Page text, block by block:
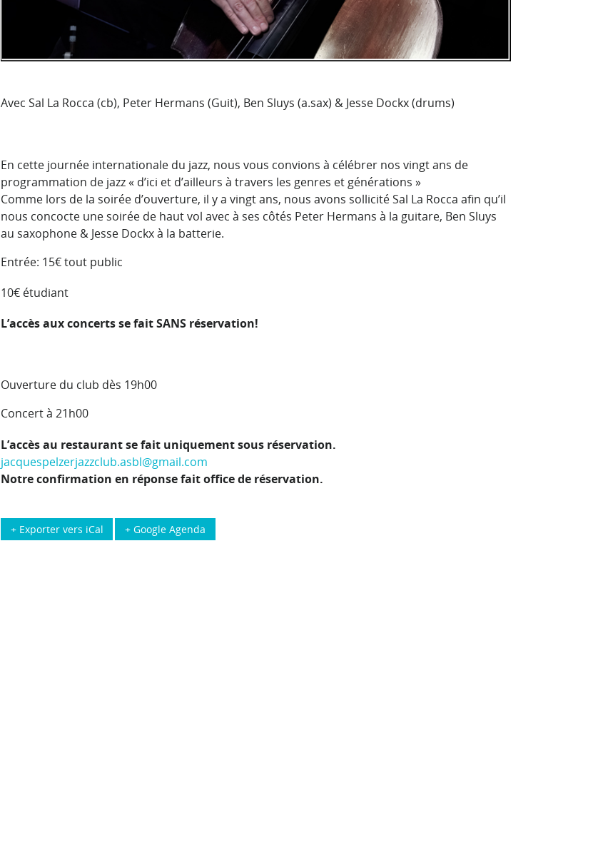
Avec Sal La Rocca (cb), Peter Hermans (Guit), Ben Sluys (a.sax) & Jesse Dockx (drums)
En cette journée internationale du jazz, nous vous convions à célébrer nos vingt ans de
programmation de jazz « d’ici et d’ailleurs à travers les genres et générations »
Comme lors de la soirée d’ouverture, il y a vingt ans, nous avons sollicité Sal La Rocca afin qu’il
nous concocte une soirée de haut vol avec à ses côtés Peter Hermans à la guitare, Ben Sluys
au saxophone & Jesse Dockx à la batterie.
Entrée: 15€ tout public
10€ étudiant
L’accès aux concerts se fait SANS réservation!
Ouverture du club dès 19h00
Concert à 21h00
L’accès au restaurant se fait uniquement sous réservation.
jacquespelzerjazzclub.asbl@gmail.com
Notre confirmation en réponse fait office de réservation.
+ Google Agenda
+ Exporter vers iCal